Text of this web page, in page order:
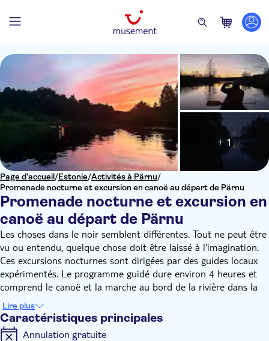
Page d’accueil/Estonie/Activités à Pärnu/
Promenade nocturne et excursion en canoë au départ de Pärnu
Promenade nocturne et excursion en
canoë au départ de Pärnu
+ 1
Les choses dans le noir semblent différentes. Tout ne peut être
vu ou entendu, quelque chose doit être laissé à l'imagination.
Ces excursions nocturnes sont dirigées par des guides locaux
expérimentés. Le programme guidé dure environ 4 heures et
comprend le canoë et la marche au bord de la rivière dans la
forêt. Une balade paisible en canoë longe une rivière où vous
pourrez admirer un habitat de castors. Il y a de fortes chances
de voir des castors et d'autres animaux sauvages.
Lire plus
Caractéristiques principales
Annulation gratuite